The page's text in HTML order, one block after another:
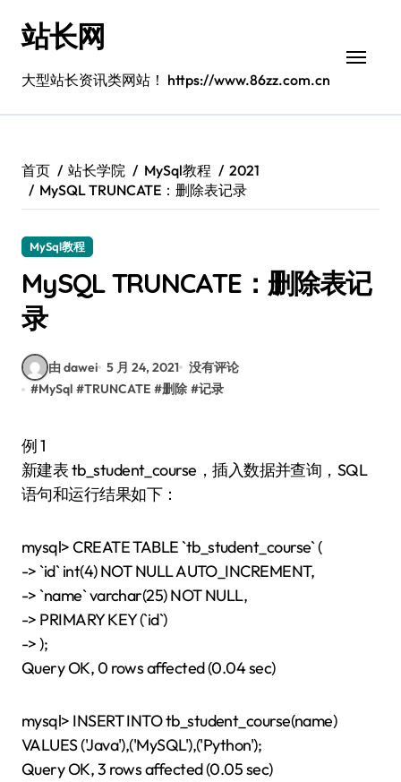
站长网
大型站长资讯类网站！ https://www.86zz.com.cn
首页 站长学院 MySql教程
2021
MySQL TRUNCATE：删除表记录
MySql教程
MySQL TRUNCATE：删除表记
录
由 dawei 5 月 24, 2021 没有评论
#MySql #TRUNCATE #删除 #记录
例 1
新建表 tb_student_course，插入数据并查询，SQL
语句和运行结果如下：
mysql> CREATE TABLE `tb_student_course` (
-> `id` int(4) NOT NULL AUTO_INCREMENT,
-> `name` varchar(25) NOT NULL,
-> PRIMARY KEY (`id`)
-> );
Query OK, 0 rows affected (0.04 sec)
mysql> INSERT INTO tb_student_course(name)
VALUES ('Java'),('MySQL'),('Python');
Query OK, 3 rows affected (0.05 sec)